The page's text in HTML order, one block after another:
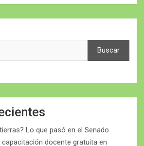
Buscar
Lo que pasó en el Senado
docente gratuita en